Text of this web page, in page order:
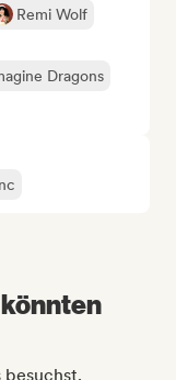
Remi Wolf
Dragons
besuchst.